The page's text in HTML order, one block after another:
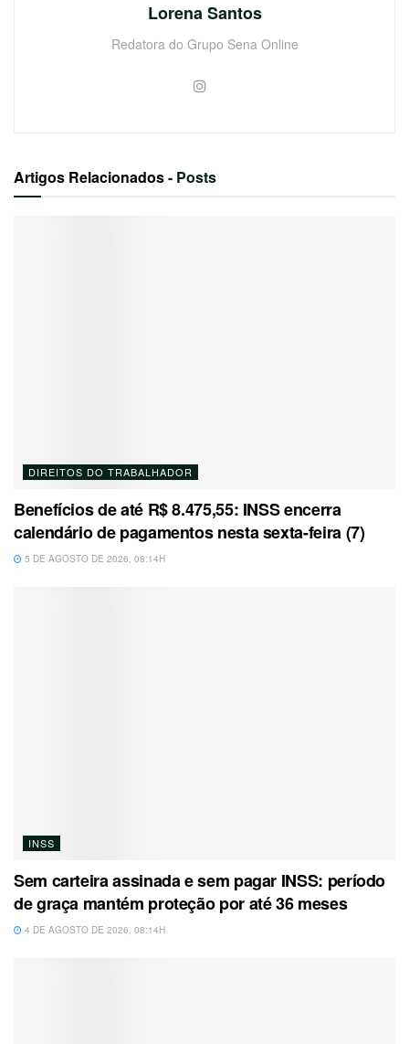
Lorena Santos
Redatora do Grupo Sena Online
Artigos Relacionados- Posts
DIREITOS DO TRABALHADOR
Benefícios de até R$ 8.475,55: INSS encerra
calendário de pagamentos nesta sexta-feira (7)
5 DE AGOSTO DE 2026, 08:14H
INSS
Sem carteira assinada e sem pagar INSS: período
de graça mantém proteção por até 36 meses
4 DE AGOSTO DE 2026, 08:14H